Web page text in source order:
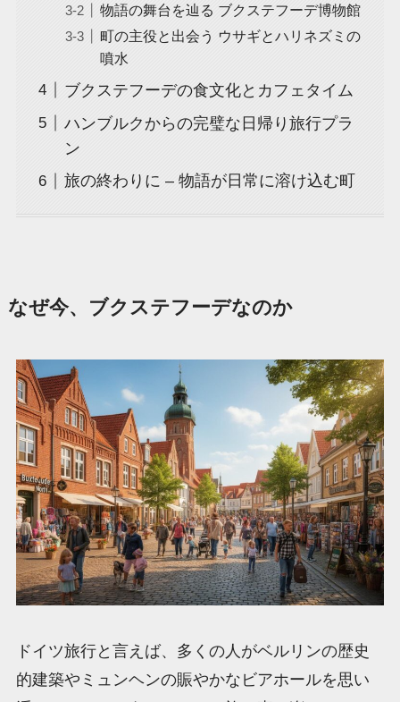
物語の舞台を辿る ブクステフーデ博物館
町の主役と出会う ウサギとハリネズミの
噴水
ブクステフーデの食文化とカフェタイム
ハンブルクからの完璧な日帰り旅行プラ
ン
旅の終わりに – 物語が日常に溶け込む町
なぜ今、ブクステフーデなのか
ドイツ旅行と言えば、多くの人がベルリンの歴史
的建築やミュンヘンの賑やかなビアホールを思い